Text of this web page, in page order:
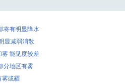
将有明显降水
显减弱消散
雾 能见度较差
分地区有雾
雾或霾